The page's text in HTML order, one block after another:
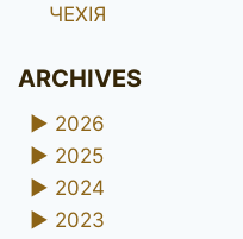
ЧЕХІЯ
ARCHIVES
► 2026
► 2025
► 2024
► 2023